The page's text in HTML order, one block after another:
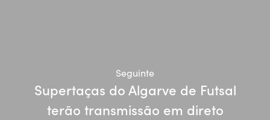
Seguinte
Supertaças do Algarve de Futsal
terão transmissão em direto